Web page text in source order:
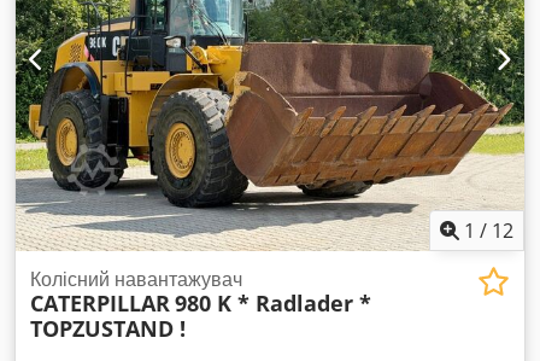
1 / 12
Колісний навантажувач
CATERPILLAR980 K * Radlader *
TOPZUSTAND !